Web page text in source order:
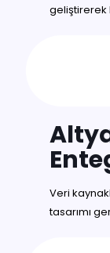
geliştirerek
Veri
tasarımı